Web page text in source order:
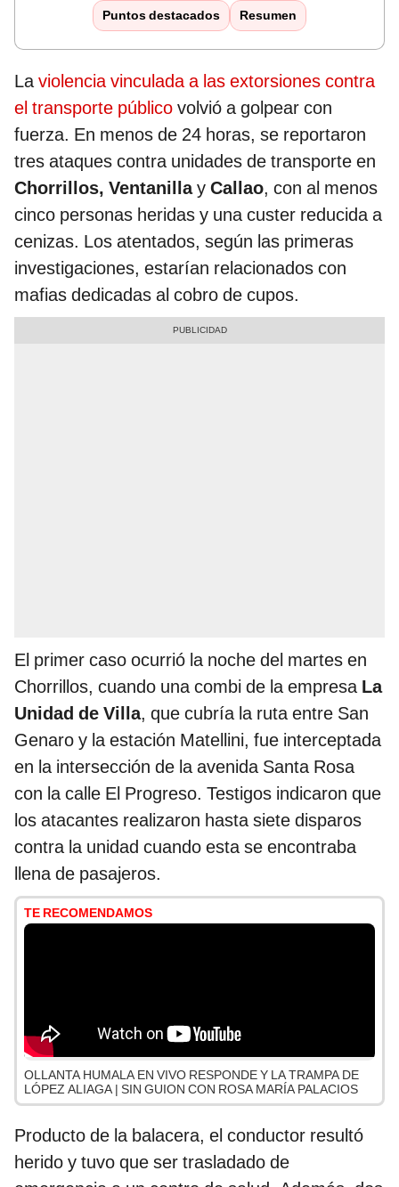
Puntos destacados Resumen
Laviolencia vinculada a las extorsiones contra
el transporte público volvió a golpear con
fuerza. En menos de 24 horas, se reportaron
tres ataques contra unidades de transporte en
Chorrillos, Ventanillay Callao, con al menos
cinco personas heridas y una custer reducida a
cenizas. Los atentados, según las primeras
investigaciones, estarían relacionados con
mafias dedicadas al cobro de cupos.
El primer caso ocurrió la noche del martes en
Chorrillos, cuando una combi de la empresa La
Unidad de Villa, que cubría la ruta entre San
Genaro y la estación Matellini, fue interceptada
en la intersección de la avenida Santa Rosa
con la calle El Progreso. Testigos indicaron que
los atacantes realizaron hasta siete disparos
contra la unidad cuando esta se encontraba
llena de pasajeros.
TE RECOMENDAMOS
OLLANTA HUMALA EN VIVO RESPONDE Y LA TRAMPA DE
LÓPEZ ALIAGA | SIN GUION CON ROSA MARÍA PALACIOS
Producto de la balacera, el conductor resultó
herido y tuvo que ser trasladado de